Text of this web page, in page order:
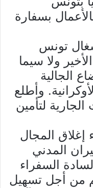
بسفارة
تونس
ولا سيما
الجالية
وأطلع
لتأمين
المجال
المدني
السفراء
من أجل تسهيل